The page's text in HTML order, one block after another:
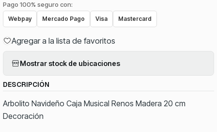
Pago 100% seguro con:
Webpay Mercado Pago Visa Mastercard
Agregar a la lista de favoritos
Mostrar stock de ubicaciones
DESCRIPCIÓN
Arbolito Navideño Caja Musical Renos Madera 20 cm
Decoración